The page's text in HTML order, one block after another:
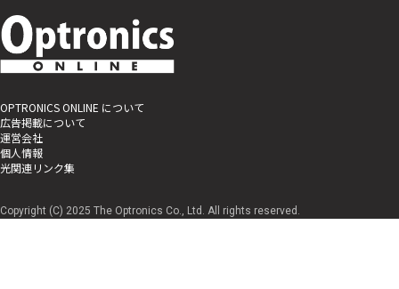
OPTRONICS ONLINE について
広告掲載について
運営会社
個人情報
光関連リンク集
Copyright (C) 2025 The Optronics Co., Ltd. All rights reserved.